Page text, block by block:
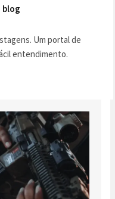
blog
Um portal de
entendimento.